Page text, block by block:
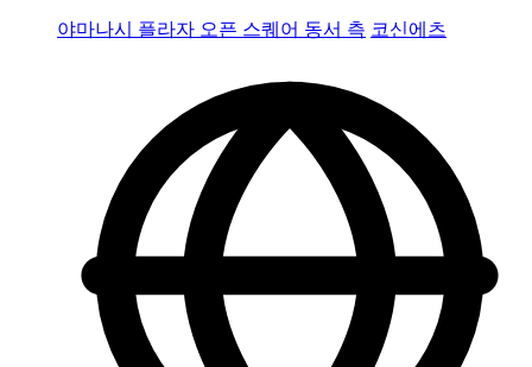
야마나시 플라자 오픈 스퀘어 동서 측 코신에츠